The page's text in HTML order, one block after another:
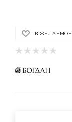
В ЖЕЛАЕМОЕ